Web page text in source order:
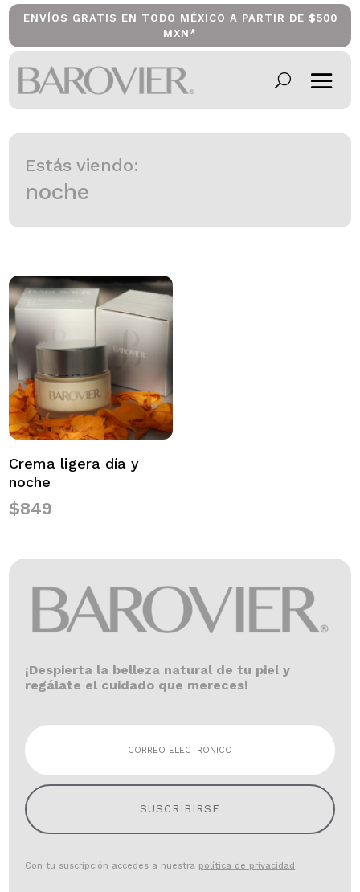
ENVÍOS GRATIS EN TODO MÉXICO A PARTIR DE $500
MXN*
Estás viendo:
noche
Crema ligera día y
noche
$849
¡Despierta la belleza natural de tu piel y
regálate el cuidado que mereces!
SUSCRIBIRSE
Con tu suscripción accedes a nuestra política de privacidad